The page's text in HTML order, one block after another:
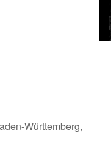
Württemberg,